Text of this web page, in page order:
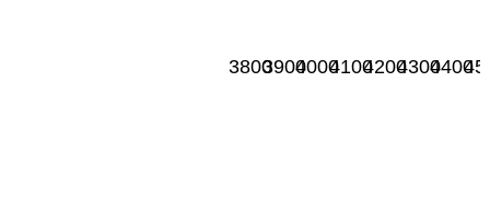
3800390040004100420043004400